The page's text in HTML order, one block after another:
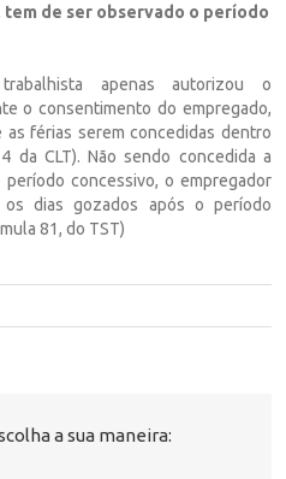
tem de ser observado o período
apenas autorizou o
o consentimento do empregado,
férias serem concedidas dentro
da CLT). Não sendo concedida a
concessivo, o empregador
dias gozados após o período
81, do TST)
a sua maneira: